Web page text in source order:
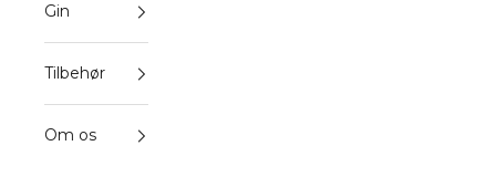
Gin
Tilbehør
Om os